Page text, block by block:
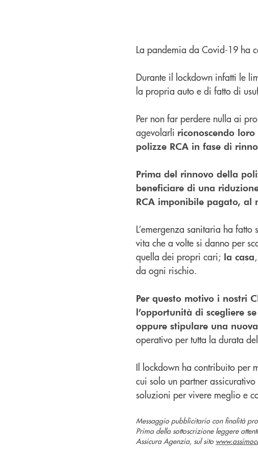
La pandemia da Covid-19 ha
Durante il lockdown infatti le
la propria auto e di fatto di
Per non far perdere nulla ai
agevolarli riconoscendo
polizze RCA in fase di
Prima del rinnovo della
beneficiare di una
RCA imponibile pagato, al
L’emergenza sanitaria ha
vita che a volte si danno per
quella dei propri cari; la casa
da ogni rischio.
Per questo motivo i nostri
l’opportunità di scegliere
oppure stipulare una
operativo per tutta la durata
Il lockdown ha contribuito per
cui solo un partner
soluzioni per vivere meglio e
Messaggio pubblicitario con finalità
Prima della sottoscrizione leggere
Assicura Agenzia, sul sito